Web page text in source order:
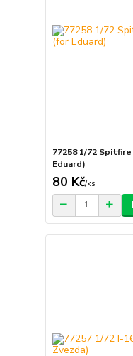
77258 1/72
Eduard)
80 Kč/ks